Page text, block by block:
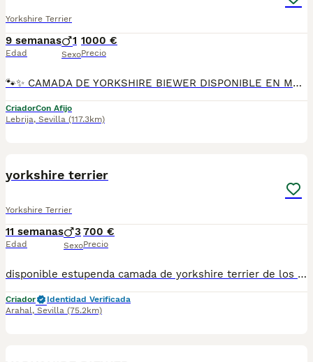
Yorkshire Terrier
9 semanas
Edad
1
Sexo
1000 €
Precio
🐾✨ CAMADA DE YORKSHIRE BIEWER DISPONIBLE EN MASCOTAS DEL SUR ✨🐾 En Mascotas del Sur tenemos disponible una preciosa camada de Yorkshire Biewer, cachorritos criados con cariño, atención diaria y en ambiente familiar desde sus primeros días. Contamos con Núcleo Zoológico autorizado, licencia de apertura y código de explotación, trabajando con compromiso, transparencia y cuidado en cada entrega. 📍 Ubicados en Sevilla 📞 611723226 📸 Instagram: @mimascotasdelsur057 Para ver más fotos y vídeos reales de nuestros cachorros. Nuestros Yorkshire Biewer se entregan: ✅ Revisados por veterinario ✅ Con chip ✅ Pasaporte y cartilla sanitaria ✅ Vacunados y desparasitados ✅ Contrato con garantías víricas y congénitas 🚚 Realizamos envíos a toda España. (El precio del envío no está incluido en el precio del cachorro). También ofrecemos: 🏡 Recogida directa en nuestras instalaciones 📱 Videollamada para conocer al cachorro antes de la reserva 🔒 Posibilidad de reserva y pago contrareembolso 💶 El precio indicado en el anuncio es real. 🐶 Cachorros criados con mucho cariño, con una correcta socialización para que lleguen a sus nuevas familias felices y adaptados. Solo atendemos a personas realmente interesadas en ofrecer un buen hogar y todos los cuidados que necesitan. #YorkshireBiewer #BiewerYorkshire #YorkshireBiewerEspaña #CachorrosBiewer #YorkshireEspaña #MascotasDelSur #CachorrosSevilla #PerrosDeCompañia #CachorrosConAmor #CriaderoAutorizado #NucleoZoologico #PerrosFelices #AmorAnimal #CachorrosEspaña
CriadorCon Afijo
Lebrija, Sevilla (117.3km)
yorkshire terrier
Yorkshire Terrier
11 semanas
Edad
3
Sexo
700 €
Precio
disponible estupenda camada de yorkshire terrier de los mas pequeños en esta raza de los mas toys que podeis encontrar estan vacunados desprasitado y con la cartilla del veterinario hacemos envio a toda españa con posibilidad de contrarembolso llamanos y te informamos cachorros criado en ambiente familiar todos nuestros cachorros van con contrato
Criador
Identidad Verificada
Arahal, Sevilla (75.2km)